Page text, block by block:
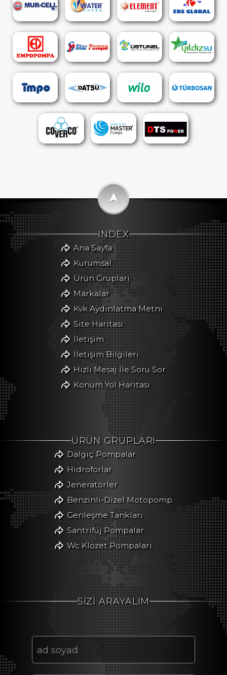
➤
INDEX
Ana Sayfa
Kurumsal
Ürün Grupları
Markalar
Kvk Aydınlatma Metni
Site Haritası
İletişim
İletişim Bilgileri
Hızlı Mesaj İle Soru Sor
Konum Yol Haritası
ÜRÜN GRUPLARI
Dalgıç Pompalar
Hidroforlar
Jeneratörler
Benzinli-Dizel Motopomp
Genleşme Tankları
Santrifüj Pompalar
Wc Klozet Pompaları
SİZİ ARAYALIM